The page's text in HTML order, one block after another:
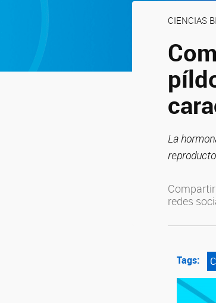
CIENCIAS
La
redes
Tags: